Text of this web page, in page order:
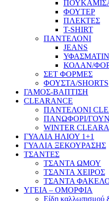
ΦΟΥΤΕΡ
ΠΛΕΚΤΕΣ
T-SHIRT
ΠΑΝΤΕΛΟΝΙ
JEANS
ΚΟΛΑΝ/
ΣΕΤ ΦΟΡΜΕΣ
ΦΟΥΣΤΑ/SHORTS
ΓΑΜΟΣ-ΒΑΠΤΙΣΗ
CLEARANCE
ΠΑΝΤΕΛΟΝΙ
ΠΑΝΩΦΟΡΙ/
WINTER
ΓΥΑΛΙΑ ΗΛΙΟΥ 1+1
ΓΥΑΛΙΑ ΞΕΚΟΥΡΑΣΗΣ
ΤΣΑΝΤΕΣ
ΤΣΑΝΤΑ ΩΜΟΥ
ΤΣΑΝΤΑ ΧΕΙΡΟΣ
ΤΣΑΝΤΑ
ΥΓΕΙΑ – ΟΜΟΡΦΙΑ
Είδη καλλωπισμού